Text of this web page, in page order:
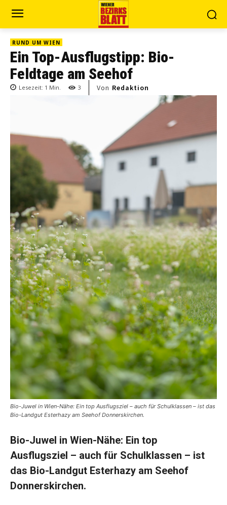
RUND UM WIEN
Ein Top-Ausflugstipp: Bio-
Feldtage am Seehof
Lesezeit: 1 Min. 3 Von Redaktion
Bio-Juwel in Wien-Nähe: Ein top Ausflugsziel – auch für Schulklassen – ist das
Bio-Landgut Esterhazy am Seehof Donnerskirchen.
Bio-Juwel in Wien-Nähe: Ein top
Ausflugsziel – auch für Schulklassen – ist
das Bio-Landgut Esterhazy am Seehof
Donnerskirchen.